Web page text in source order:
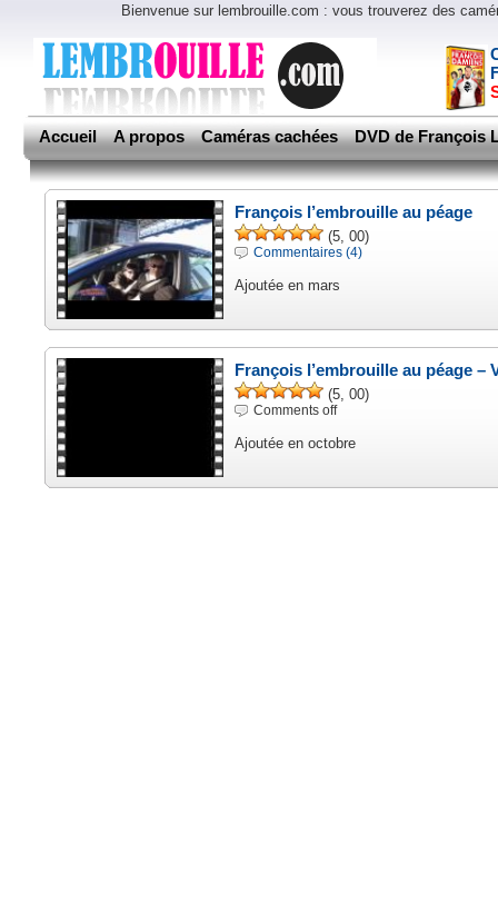
Bienvenue sur lembrouille.com : vous trouverez des
Accueil A propos Caméras cachées DVD de François
François l’embrouille au péage
(5, 00)
Commentaires (4)
Ajoutée en mars
François l’embrouille au péage –
(5, 00)
Comments off
Ajoutée en octobre